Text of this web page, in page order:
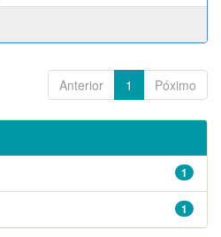
Anterior 1 Póximo
1
1